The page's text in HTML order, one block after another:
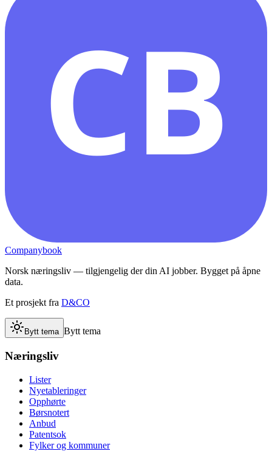
CB
Companybook
Norsk næringsliv — tilgjengelig der din AI jobber. Bygget på åpne
data.
Et prosjekt fra D&CO
Bytt tema Bytt tema
Næringsliv
Lister
Nyetableringer
Opphørte
Børsnotert
Anbud
Patentsok
Fylker og kommuner